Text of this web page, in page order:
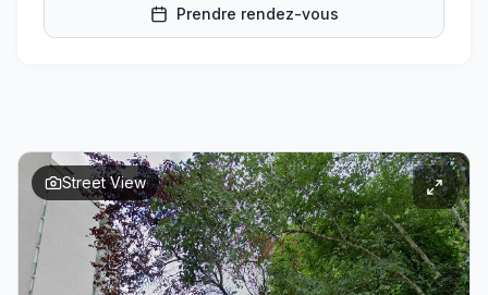
Prendre rendez-vous
Street View